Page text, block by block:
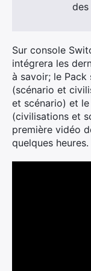
Sur console
intégrera les
à savoir; le Pack
(scénario et
et scénario) et le
(civilisations et
première vidéo
quelques heures.